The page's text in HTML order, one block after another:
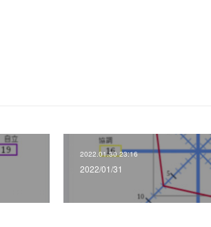
2022.01.30 23:16
2022/01/31